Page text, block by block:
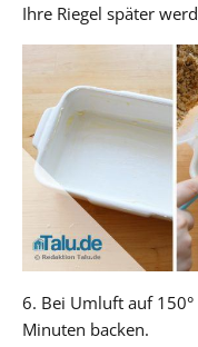
Ihre Riegel später
6. Bei Umluft auf
Minuten backen.